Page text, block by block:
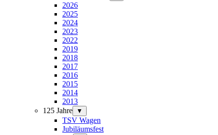
2026
2025
2024
2023
2022
2019
2018
2017
2016
2015
2014
2013
125 Jahre
▼
TSV Wagen
Jubiläumsfest